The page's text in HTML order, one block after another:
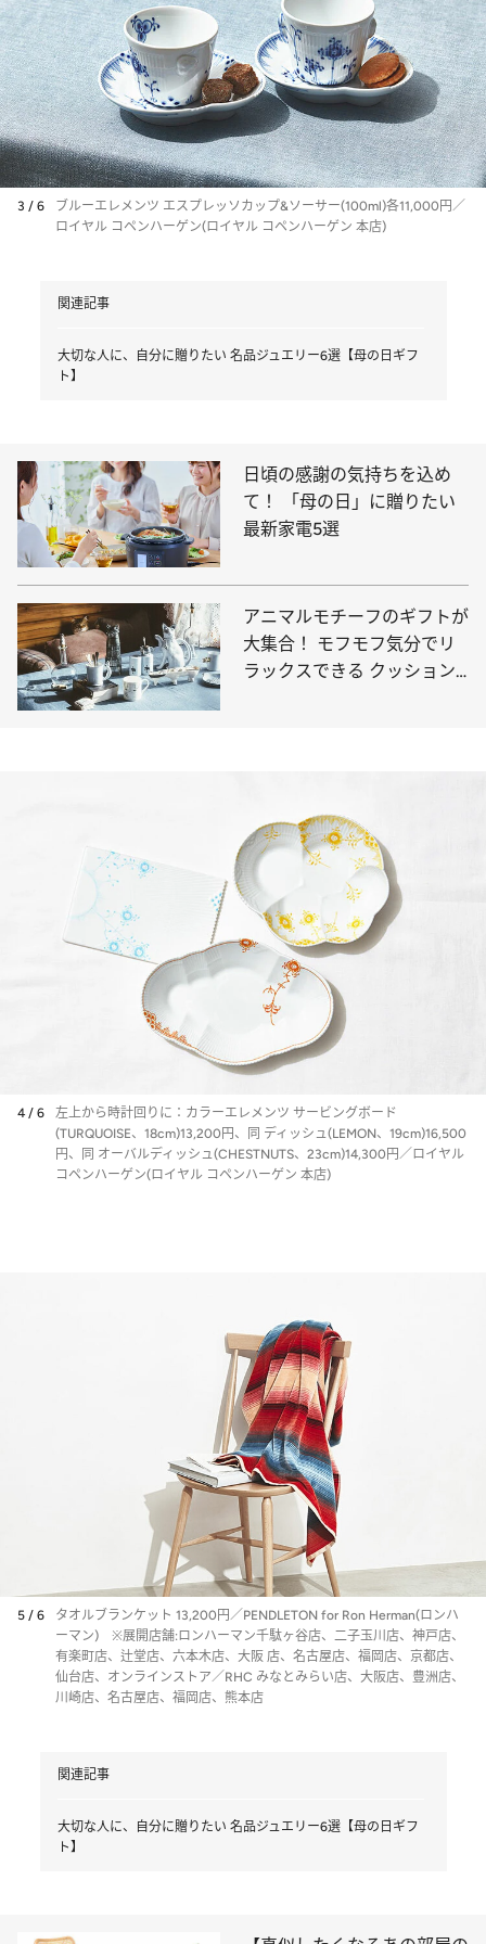
3 / 6
ブルーエレメンツ エスプレッソカップ&ソーサー(100ml)各11,000円／
ロイヤル コペンハーゲン(ロイヤル コペンハーゲン 本店)
関連記事
大切な人に、自分に贈りたい 名品ジュエリー6選【母の日ギフ
ト】
日頃の感謝の気持ちを込め
て！ 「母の日」に贈りたい
最新家電5選
アニマルモチーフのギフトが
大集合！ モフモフ気分でリ
ラックスできる クッション
4 / 6
左上から時計回りに：カラーエレメンツ サービングボード
(TURQUOISE、18cm)13,200円、同 ディッシュ(LEMON、19cm)16,500
円、同 オーバルディッシュ(CHESTNUTS、23cm)14,300円／ロイヤル
コペンハーゲン(ロイヤル コペンハーゲン 本店)
5 / 6
タオルブランケット 13,200円／PENDLETON for Ron Herman(ロンハ
ーマン) ※展開店舗:ロンハーマン千駄ヶ谷店、二子玉川店、神戸店、
有楽町店、辻堂店、六本木店、大阪 店、名古屋店、福岡店、京都店、
仙台店、オンラインストア／RHC みなとみらい店、大阪店、豊洲店、
川崎店、名古屋店、福岡店、熊本店
関連記事
大切な人に、自分に贈りたい 名品ジュエリー6選【母の日ギフ
ト】